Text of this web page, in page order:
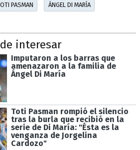
PASMAN ÁNGEL DI MARÍA
interesar
Imputaron a los barras que
amenazaron a la familia de
Ángel Di María
Toti Pasman rompió el silencio
tras la burla que recibió en la
serie de Di María: "Ésta es la
venganza de Jorgelina
Cardozo"